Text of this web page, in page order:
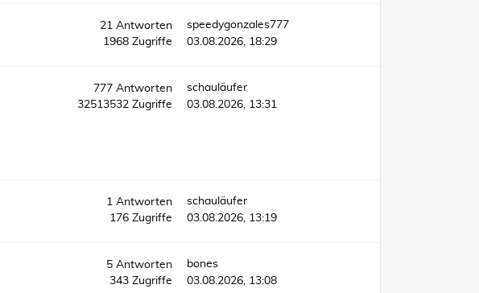
21Antworten
1968Zugriffe
speedygonzales777
03.08.2026, 18:29
777Antworten
32513532Zugriffe
schauläufer
03.08.2026, 13:31
1Antworten
176Zugriffe
schauläufer
03.08.2026, 13:19
5Antworten
343Zugriffe
bones
03.08.2026, 13:08